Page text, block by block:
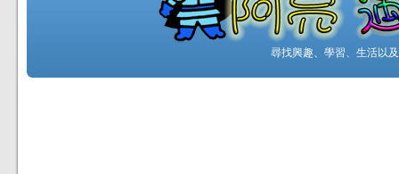
尋找興趣、學習、生活以